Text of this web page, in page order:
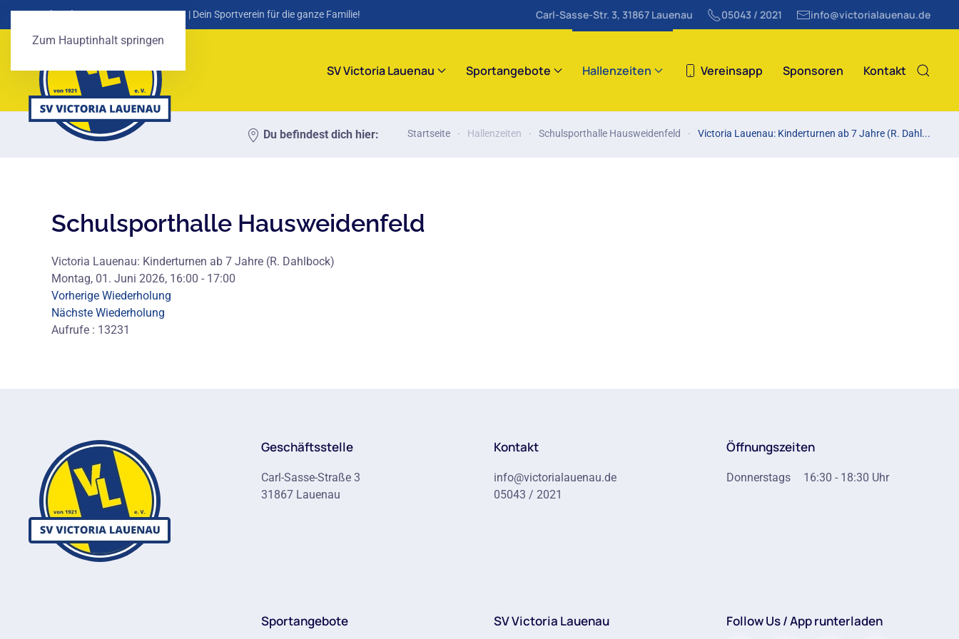
Zum Hauptinhalt springen
SV Victoria Lauenau von 1921 e. V. | Dein Sportverein für die ganze Familie! Carl-Sasse-Str. 3, 31867 Lauenau 05043 / 2021 info@victorialauenau.de
SV Victoria Lauenau Sportangebote Hallenzeiten Vereinsapp Sponsoren Kontakt
Du befindest dich hier: Startseite Hallenzeiten Schulsporthalle Hausweidenfeld Victoria Lauenau: Kinderturnen ab 7 Jahre (R. Dahl...
Schulsporthalle Hausweidenfeld
Victoria Lauenau: Kinderturnen ab 7 Jahre (R. Dahlbock)
Montag, 01. Juni 2026, 16:00 - 17:00
Vorherige Wiederholung
Nächste Wiederholung
Aufrufe : 13231
Geschäftsstelle
Carl-Sasse-Straße 3
31867 Lauenau
Kontakt
info@victorialauenau.de
05043 / 2021
Öffnungszeiten
Donnerstags 16:30 - 18:30 Uhr
Sportangebote SV Victoria Lauenau Follow Us / App runterladen